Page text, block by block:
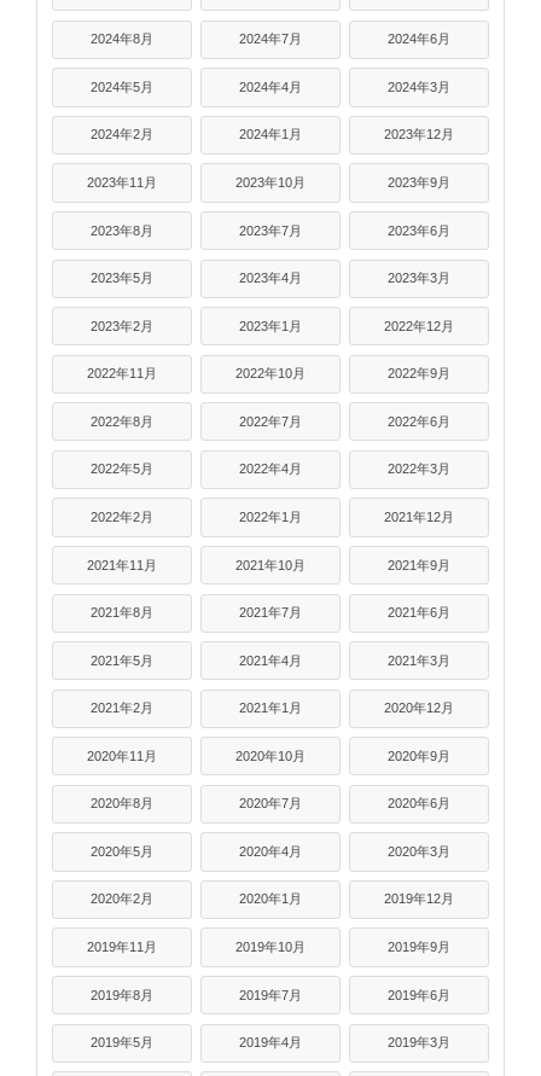
2024年8月 2024年7月 2024年6月
2024年5月 2024年4月 2024年3月
2024年2月 2024年1月 2023年12月
2023年11月 2023年10月 2023年9月
2023年8月 2023年7月 2023年6月
2023年5月 2023年4月 2023年3月
2023年2月 2023年1月 2022年12月
2022年11月 2022年10月 2022年9月
2022年8月 2022年7月 2022年6月
2022年5月 2022年4月 2022年3月
2022年2月 2022年1月 2021年12月
2021年11月 2021年10月 2021年9月
2021年8月 2021年7月 2021年6月
2021年5月 2021年4月 2021年3月
2021年2月 2021年1月 2020年12月
2020年11月 2020年10月 2020年9月
2020年8月 2020年7月 2020年6月
2020年5月 2020年4月 2020年3月
2020年2月 2020年1月 2019年12月
2019年11月 2019年10月 2019年9月
2019年8月 2019年7月 2019年6月
2019年5月 2019年4月 2019年3月